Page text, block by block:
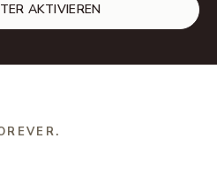
AKTIVIEREN